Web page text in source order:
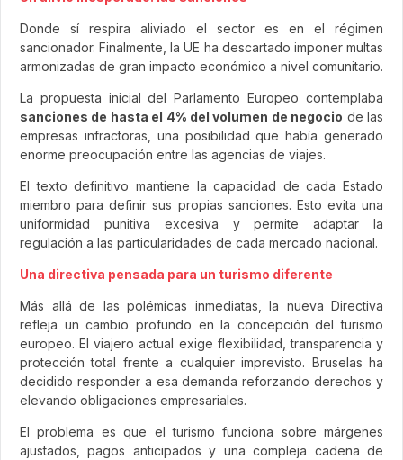
Donde sí respira aliviado el sector es en el régimen
sancionador. Finalmente, la UE ha descartado imponer multas
armonizadas de gran impacto económico a nivel comunitario.
La propuesta inicial del Parlamento Europeo contemplaba
sanciones de hasta el 4% del volumen de negocio de las
empresas infractoras, una posibilidad que había generado
enorme preocupación entre las agencias de viajes.
El texto definitivo mantiene la capacidad de cada Estado
miembro para definir sus propias sanciones. Esto evita una
uniformidad punitiva excesiva y permite adaptar la
regulación a las particularidades de cada mercado nacional.
Una directiva pensada para un turismo diferente
Más allá de las polémicas inmediatas, la nueva Directiva
refleja un cambio profundo en la concepción del turismo
europeo. El viajero actual exige flexibilidad, transparencia y
protección total frente a cualquier imprevisto. Bruselas ha
decidido responder a esa demanda reforzando derechos y
elevando obligaciones empresariales.
El problema es que el turismo funciona sobre márgenes
ajustados, pagos anticipados y una compleja cadena de